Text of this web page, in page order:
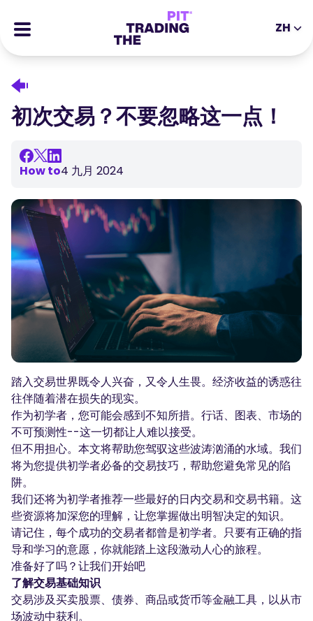
股票
成功的故事
工具教育类工具
博客
电子书
网络研讨会
词汇表
交易工具
全球经济日历
市场休日时间
关于我们
帮助中心
合伙人专区
注册
ZH
DE
ES
IT
JA
AR
初次交易？不要忽略这一点！
How to4 九月 2024
踏入交易世界既令人兴奋，又令人生畏。经济收益的诱惑往
往伴随着潜在损失的现实。
作为初学者，您可能会感到不知所措。行话、图表、市场的
不可预测性--这一切都让人难以接受。
但不用担心。本文将帮助您驾驭这些波涛汹涌的水域。我们
将为您提供初学者必备的交易技巧，帮助您避免常见的陷
阱。
我们还将为初学者推荐一些最好的日内交易和交易书籍。这
些资源将加深您的理解，让您掌握做出明智决定的知识。
请记住，每个成功的交易者都曾是初学者。只要有正确的指
导和学习的意愿，你就能踏上这段激动人心的旅程。
准备好了吗？让我们开始吧
了解交易基础知识
交易涉及买卖股票、债券、商品或货币等金融工具，以从市
场波动中获利。